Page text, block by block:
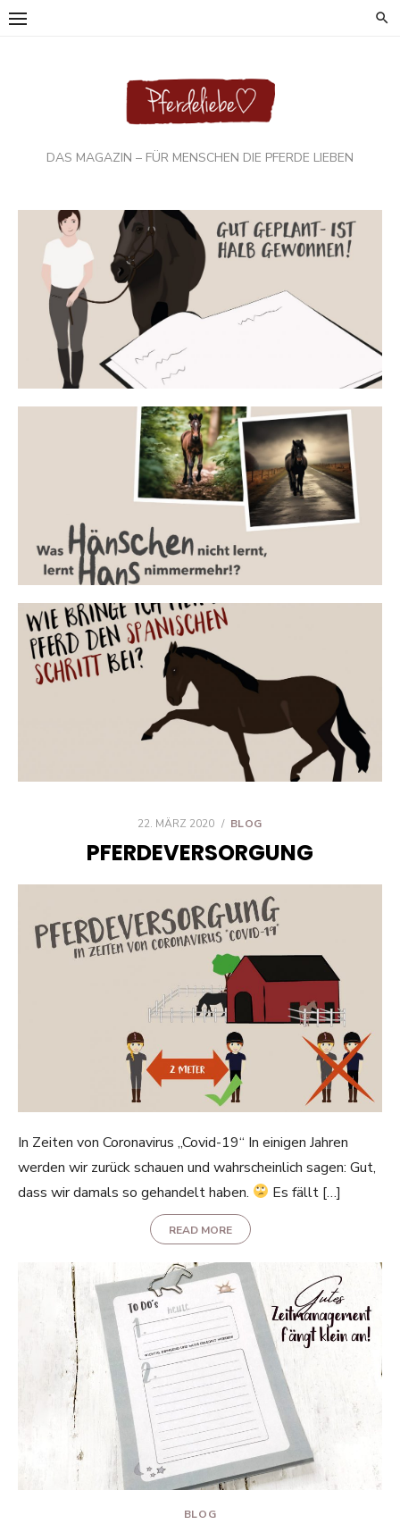
Skip
DAS MAGAZIN – FÜR MENSCHEN DIE PFERDE LIEBEN
POSTED
22. MÄRZ 2020 BLOG
PFERDEVERSORGUNG
In Zeiten von Coronavirus „Covid-19“ In einigen Jahren
werden wir zurück schauen und wahrscheinlich sagen: Gut,
dass wir damals so gehandelt haben.
Es fällt […]
READ MORE
BLOG